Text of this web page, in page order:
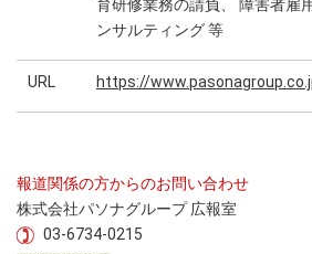
育研修業務の請負、 障害者雇
ンサルティング 等
URL https://
報道関係の方からのお問い合わせ
株式会社パソナグループ 広報室
03-6734-0215